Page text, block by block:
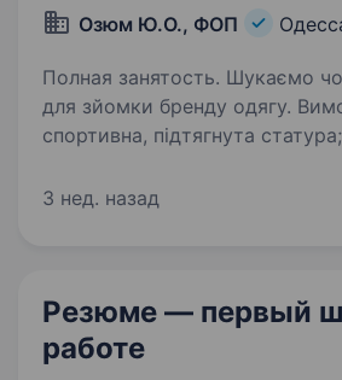
Озюм Ю.О., ФОП
Полная занятость. Шукаємо чоловіка-модель
для зйомки бренду одягу.
спортивна, підтягнута
типаж); • не соромитися
3 нед. назад
Резюме — первый
работе